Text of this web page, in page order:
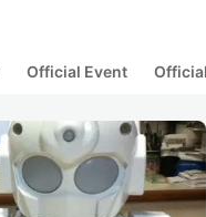
Official Event